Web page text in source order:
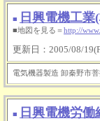
■ 日興電機工
■地図を見る＝http://
更新日：2005/08/
電気機器製造 卸秦野市
■ 日興電機労働